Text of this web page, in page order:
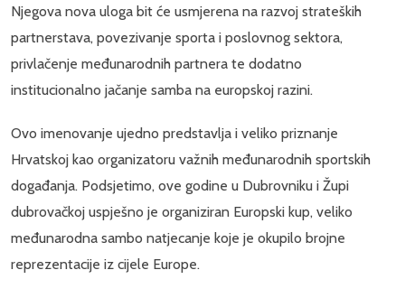
Njegova nova uloga bit će usmjerena na razvoj strateških
partnerstava, povezivanje sporta i poslovnog sektora,
privlačenje međunarodnih partnera te dodatno
institucionalno jačanje samba na europskoj razini.
Ovo imenovanje ujedno predstavlja i veliko priznanje
Hrvatskoj kao organizatoru važnih međunarodnih sportskih
događanja. Podsjetimo, ove godine u Dubrovniku i Župi
dubrovačkoj uspješno je organiziran Europski kup, veliko
međunarodna sambo natjecanje koje je okupilo brojne
reprezentacije iz cijele Europe.